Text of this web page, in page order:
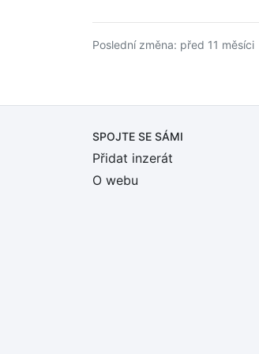
Poslední změna: před 11 měsíci
SPOJTE SE SÁMI
Přidat inzerát
O webu